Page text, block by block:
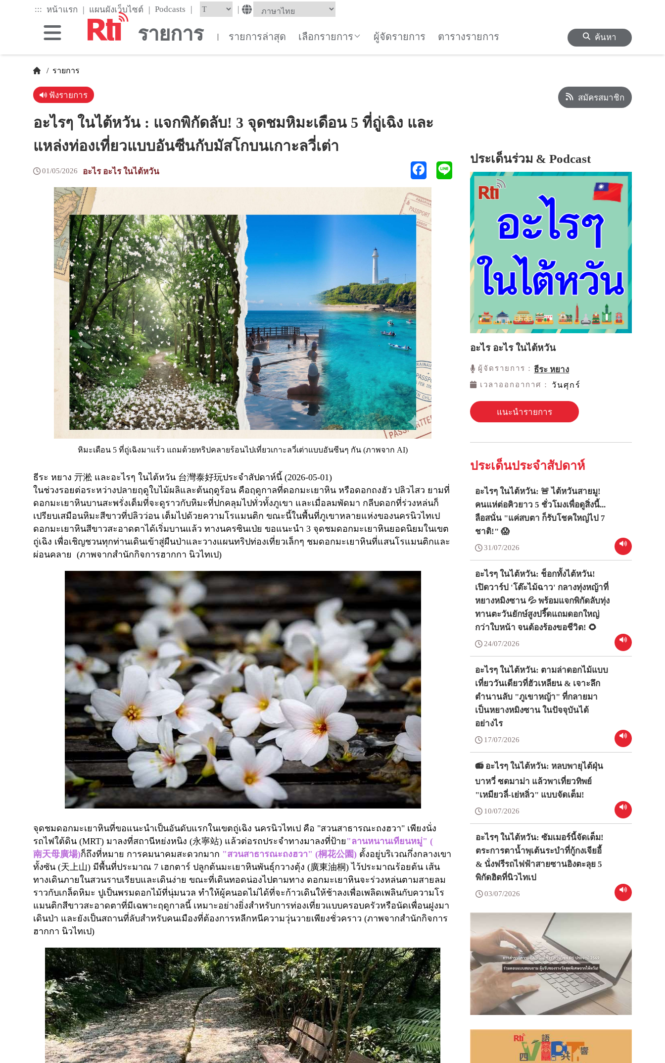
::: หน้าแรก | แผนผังเว็บไซต์ | Podcasts | |
รายการ | รายการล่าสุด เลือกรายการ ผู้จัดรายการ ตารางรายการ ค้นหา
/ รายการ
ฟังรายการ
อะไรๆ ในไต้หวัน : แจกพิกัดลับ! 3 จุดชมหิมะเดือน 5 ที่ถู่เฉิง และ
แหล่งท่องเที่ยวแบบอันซีนกับมัสโกบนเกาะลวี่เต่า
01/05/2026 อะไร อะไร ในไต้หวัน
หิมะเดือน 5 ที่ถู่เฉิงมาแร้ว แถมด้วยทริปคลายร้อนไปเที่ยวเกาะลวี่เต่าแบบอันซีนๆ กัน (ภาพจาก AI)
ธีระ หยาง亓淞 และอะไรๆ ในไต้หวัน 台灣泰好玩ประจำสัปดาห์นี้ (2026-05-01)
ในช่วงรอยต่อระหว่างปลายฤดูใบไม้ผลิและต้นฤดูร้อน คือฤดูกาลที่ดอกมะเยาหิน หรือดอกถงฮัว ปลิวไสว ยามที่
ดอกมะเยาหินบานสะพรั่งเต็มที่จะดูราวกับหิมะที่ปกคลุมไปทั่วทั้งภูเขา และเมื่อลมพัดมา กลีบดอกที่ร่วงหล่นก็
เปรียบเสมือนหิมะสีขาวที่ปลิวว่อน เต็มไปด้วยความโรแมนติก ขณะนี้ในพื้นที่ภูเขาหลายแห่งของนครนิวไทเป
ดอกมะเยาหินสีขาวสะอาดตาได้เริ่มบานแล้ว ทางนครซินเป่ย ขอแนะนำ3 จุดชมดอกมะเยาหินยอดนิยมในเขต
ถู่เฉิง เพื่อเชิญชวนทุกท่านเดินเข้าสู่ผืนป่าและวางแผนทริปท่องเที่ยวเล็กๆ ชมดอกมะเยาหินที่แสนโรแมนติกและ
ผ่อนคลาย (ภาพจากสำนักกิจการฮากกา นิวไทเป)
จุดชมดอกมะเยาหินที่ขอแนะนำเป็นอันดับแรกในเขตถู่เฉิง นครนิวไทเป คือ "สวนสาธารณะถงฮวา" เพียงนั่ง
รถไฟใต้ดิน (MRT) มาลงที่สถานีหย่งหนิง (永寧站) แล้วต่อรถประจำทางมาลงที่ป้าย "ลานหนานเทียนหมู่" (
南天母廣場)ก็ถึงที่หมาย การคมนาคมสะดวกมาก "สวนสาธารณะถงฮวา" (桐花公園) ตั้งอยู่บริเวณกึ่งกลางเขา
ทั้งซัน (天上山) มีพื้นที่ประมาณ 7 เฮกตาร์ ปลูกต้นมะเยาหินพันธุ์กวางตุ้ง (廣東油桐)ไว้ประมาณร้อยต้น เส้น
ทางเดินภายในสวนราบเรียบและเดินง่าย ขณะที่เดินทอดน่องไปตามทาง ดอกมะเยาหินจะร่วงหล่นตามสายลม
ราวกับเกล็ดหิมะ ปูเป็นพรมดอกไม้ที่นุ่มนวล ทำให้ผู้คนอดไม่ได้ที่จะก้าวเดินให้ช้าลงเพื่อเพลิดเพลินกับความโร
แมนติกสีขาวสะอาดตาที่มีเฉพาะฤดูกาลนี้ เหมาะอย่างยิ่งสำหรับการท่องเที่ยวแบบครอบครัวหรือนัดเพื่อนฝูงมา
เดินป่า และยังเป็นสถานที่ลับสำหรับคนเมืองที่ต้องการหลีกหนีความวุ่นวายเพียงชั่วคราว (ภาพจากสำนักกิจการ
ฮากกา นิวไทเป)
สมัครสมาชิก
ประเด็นร่วม & Podcast
อะไร อะไร ในไต้หวัน
ผู้จัดรายการ：ธีระ หยาง
เวลาออกอากาศ： วันศุกร์
แนะนำรายการ
ประเด็นประจำสัปดาห์
อะไรๆ ในไต้หวัน: 🚨 ไต้หวันสายมู!
คนแห่ต่อคิวยาว 5 ชั่วโมงเพื่อดูสิ่งนี้...
ลือสนั่น "แค่สบตา ก็รับโชคใหญ่ไป 7
ชาติ!" 😱
31/07/2026
อะไรๆ ในไต้หวัน: ช็อกทั้งไต้หวัน!
เปิดวาร์ป 'โต๊ะไม้ฉาว' กลางทุ่งหญ้าที่
หยางหมิงซาน 💦 พร้อมแจกพิกัดลับทุ่ง
ทานตะวันยักษ์สูงปรี๊ดแถมดอกใหญ่
กว่าใบหน้า จนต้องร้องขอชีวิต! 🌻
24/07/2026
อะไรๆ ในไต้หวัน: ตามล่าดอกไม้แบบ
เที่ยววันเดียวที่ฮัวเหลียน & เจาะลึก
ตำนานลับ "ภูเขาหญ้า" ที่กลายมา
เป็นหยางหมิงซาน ในปัจจุบันได้
อย่างไร
17/07/2026
📻 อะไรๆ ในไต้หวัน: หลบพายุไต้ฝุ่น
บาหวี่ ซดมาม่า แล้วพาเที่ยวทิพย์
"เหมียวลี่-เย่หลิ่ว" แบบจัดเต็ม!
10/07/2026
อะไรๆ ในไต้หวัน: ซัมเมอร์นี้จัดเต็ม!
ตระการตาน้ำพุเต้นระบำที่กู้กงเจียอี้
& นั่งฟรีรถไฟฟ้าสายซานอิงตะลุย 5
พิกัดฮิตที่นิวไทเป
03/07/2026